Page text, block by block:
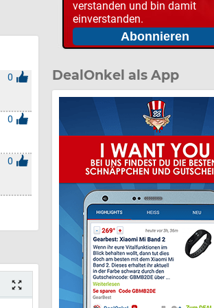
0
0
0
verstanden und bin damit
einverstanden.
DealOnkel als App